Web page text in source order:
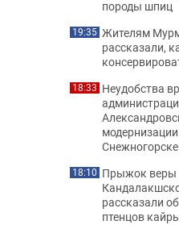
породы шпиц
19:35 Жителям
рассказали,
18:33 Неудобства
Снежногорске
18:10 Прыжок веры
рассказали
птенцов